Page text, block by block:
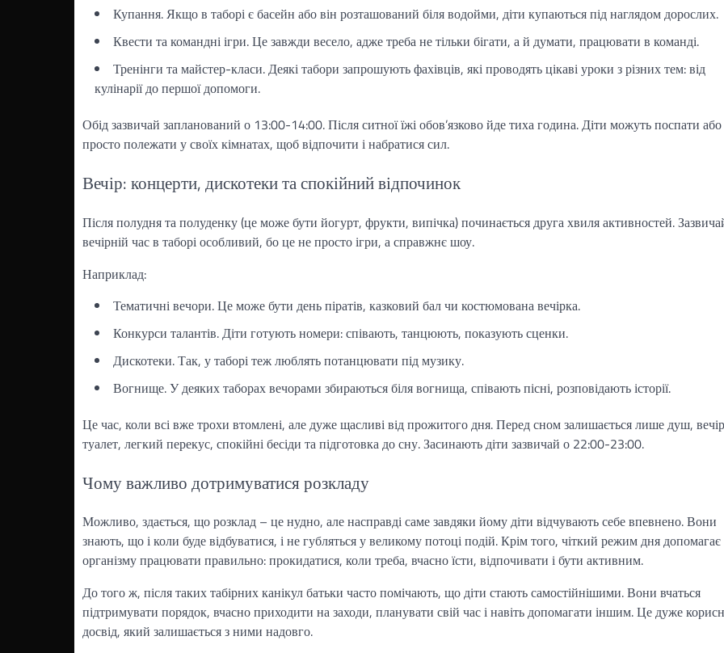
Купання. Якщо в таборі є басейн або він розташований біля водойми, діти купаються під наглядом дорослих.
Квести та командні ігри. Це завжди весело, адже треба не тільки бігати, а й думати, працювати в команді.
Тренінги та майстер-класи. Деякі табори запрошують фахівців, які проводять цікаві уроки з різних тем: від
кулінарії до першої допомоги.
Обід зазвичай запланований о 13:00-14:00. Після ситної їжі обов’язково йде тиха година. Діти можуть поспати або
просто полежати у своїх кімнатах, щоб відпочити і набратися сил.
Вечір: концерти, дискотеки та спокійний відпочинок
Після полудня та полуденку (це може бути йогурт, фрукти, випічка) починається друга хвиля активностей.
вечірній час в таборі особливий, бо це не просто ігри, а справжнє шоу.
Наприклад:
Тематичні вечори. Це може бути день піратів, казковий бал чи костюмована вечірка.
Конкурси талантів. Діти готують номери: співають, танцюють, показують сценки.
Дискотеки. Так, у таборі теж люблять потанцювати під музику.
Вогнище. У деяких таборах вечорами збираються біля вогнища, співають пісні, розповідають історії.
Це час, коли всі вже трохи втомлені, але дуже щасливі від прожитого дня. Перед сном залишається лише душ,
туалет, легкий перекус, спокійні бесіди та підготовка до сну. Засинають діти зазвичай о 22:00-23:00.
Чому важливо дотримуватися розкладу
Можливо, здається, що розклад – це нудно, але насправді саме завдяки йому діти відчувають себе впевнено. Вони
знають, що і коли буде відбуватися, і не губляться у великому потоці подій. Крім того, чіткий режим дня допомагає
організму працювати правильно: прокидатися, коли треба, вчасно їсти, відпочивати і бути активним.
До того ж, після таких табірних канікул батьки часто помічають, що діти стають самостійнішими. Вони вчаться
підтримувати порядок, вчасно приходити на заходи, планувати свій час і навіть допомагати іншим. Це дуже
досвід, який залишається з ними надовго.